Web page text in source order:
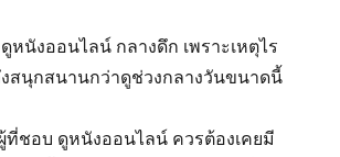
ดูหนังออนไลน์ กลางดึก เพราะเหตุไร
งสนุกสนานกว่าดูช่วงกลางวันขนาดนี้
ที่ชอบ ดูหนังออนไลน์ ควรต้องเคยมี